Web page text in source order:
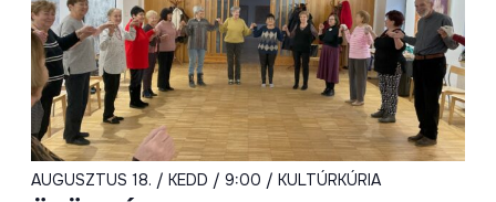
AUGUSZTUS 18. / KEDD / 9:00 / KULTÚRKÚRIA